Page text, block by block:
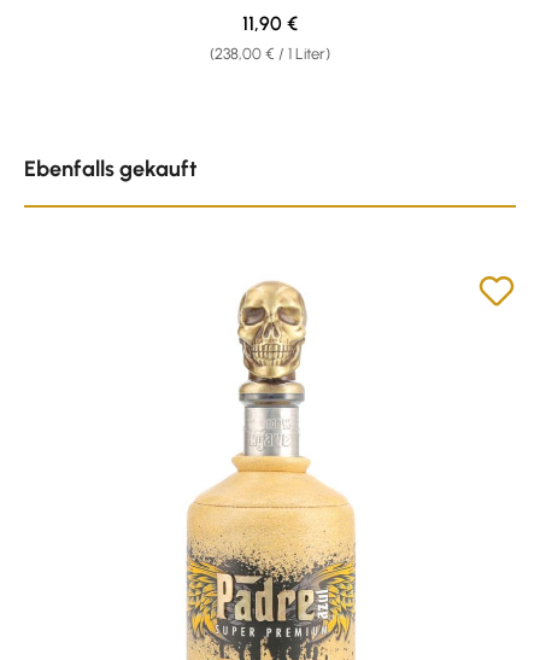
(238,00 € / 1 Liter)
Regulärer Preis:
11,90 €
Ebenfalls gekauft